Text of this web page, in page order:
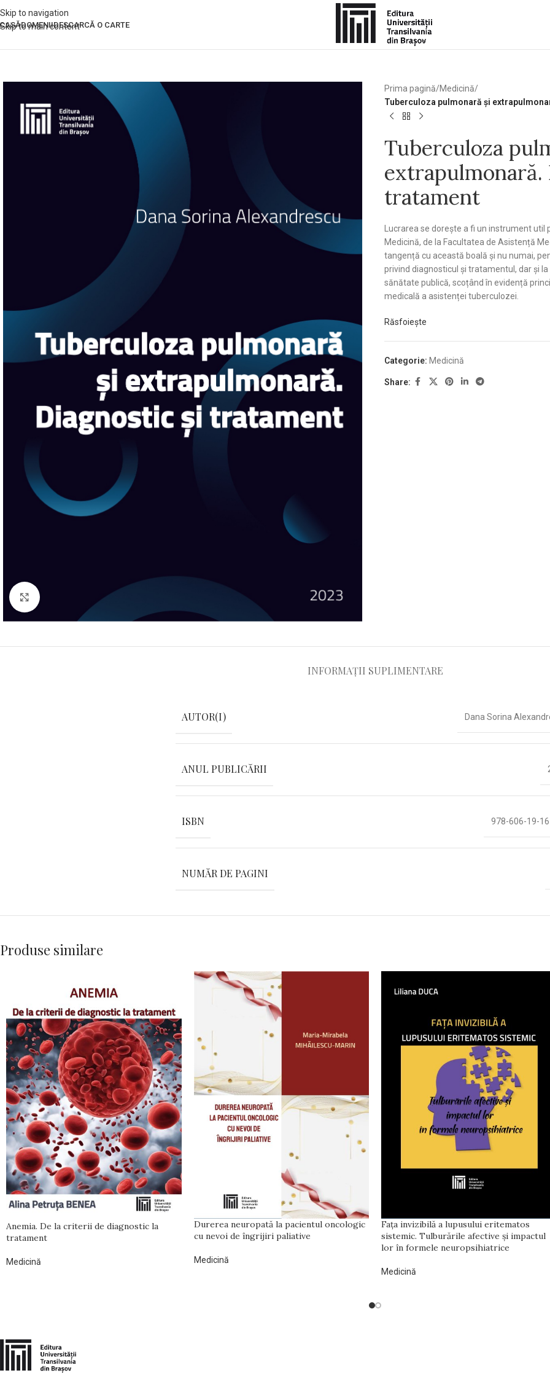
Skip to navigation
Skip to main content
DOMENIIDESCARCĂ O CARTE
Click pentru a mări
Prima pagină/Medicină/
Tuberculoza pulmonară și
Tuberculoza
extrapulmonară.
tratament
Lucrarea se dorește a fi un instrument
Medicină, de la Facultatea de Asistență
tangență cu această boală și nu numai,
privind diagnosticul și tratamentul, dar și
sănătate publică, scoțând în evidență
medicală a asistenței tuberculozei.
Răsfoiește
Categorie: Medicină
Share:
INFORMAȚII SUPLIMENTARE
AUTOR(I) Dana Sorina
ANUL PUBLICĂRII
ISBN 978-606-19-
NUMĂR DE PAGINI
Produse similare
Anemia. De la criterii de diagnostic la
tratament
Medicină
Durerea neuropată la pacientul oncologic
cu nevoi de îngrijiri paliative
Medicină
Fața invizibilă a lupusului eritematos
sistemic. Tulburările afective și impactul
lor în formele neuropsihiatrice
Medicină